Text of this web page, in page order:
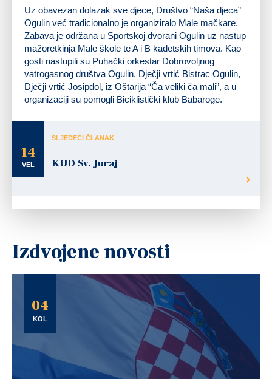
Uz obavezan dolazak sve djece, Društvo “Naša djeca”
Ogulin već tradicionalno je organiziralo Male mačkare.
Zabava je održana u Sportskoj dvorani Ogulin uz nastup
mažoretkinja Male škole te A i B kadetskih timova. Kao
gosti nastupili su Puhački orkestar Dobrovoljnog
vatrogasnog društva Ogulin, Dječji vrtić Bistrac Ogulin,
Dječji vrtić Josipdol, iz Oštarija “Ča veliki ča mali”, a u
organizaciji su pomogli Biciklistički klub Babaroge.
14
VEL
SLJEDEĆI ČLANAK
KUD Sv. Juraj
Izdvojene novosti
04
KOL